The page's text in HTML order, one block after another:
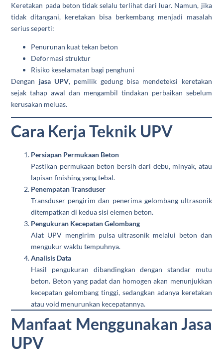
Keretakan pada beton tidak selalu terlihat dari luar. Namun, jika
tidak ditangani, keretakan bisa berkembang menjadi masalah
serius seperti:
Penurunan kuat tekan beton
Deformasi struktur
Risiko keselamatan bagi penghuni
Dengan jasa UPV, pemilik gedung bisa mendeteksi keretakan
sejak tahap awal dan mengambil tindakan perbaikan sebelum
kerusakan meluas.
Cara Kerja Teknik UPV
Persiapan Permukaan Beton
Pastikan permukaan beton bersih dari debu, minyak, atau
lapisan finishing yang tebal.
Penempatan Transduser
Transduser pengirim dan penerima gelombang ultrasonik
ditempatkan di kedua sisi elemen beton.
Pengukuran Kecepatan Gelombang
Alat UPV mengirim pulsa ultrasonik melalui beton dan
mengukur waktu tempuhnya.
Analisis Data
Hasil pengukuran dibandingkan dengan standar mutu
beton. Beton yang padat dan homogen akan menunjukkan
kecepatan gelombang tinggi, sedangkan adanya keretakan
atau void menurunkan kecepatannya.
Manfaat Menggunakan Jasa
UPV